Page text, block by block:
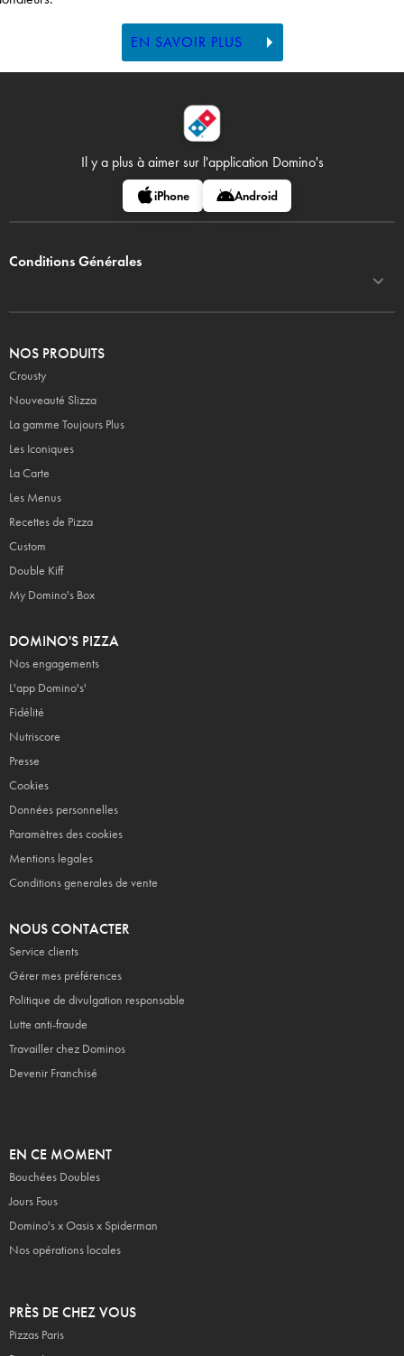
EN SAVOIR PLUS
Il y a plus à aimer sur l'application Domino's
iPhone Android
Conditions Générales
NOS PRODUITS
Crousty
Nouveauté Slizza
La gamme Toujours Plus
Les Iconiques
La Carte
Les Menus
Recettes de Pizza
Custom
Double Kiff
My Domino's Box
DOMINO'S PIZZA
Nos engagements
L'app Domino's'
Fidélité
Nutriscore
Presse
Cookies
Données personnelles
Paramètres des cookies
Mentions legales
Conditions generales de vente
NOUS CONTACTER
Service clients
Gérer mes préférences
Politique de divulgation responsable
Lutte anti-fraude
Travailler chez Dominos
Devenir Franchisé
EN CE MOMENT
Bouchées Doubles
Jours Fous
Domino's x Oasis x Spiderman
Nos opérations locales
PRÈS DE CHEZ VOUS
Pizzas Paris